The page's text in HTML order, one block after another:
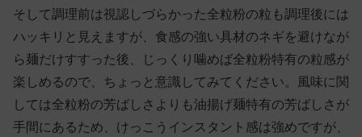
そして調理前は視認しづらかった全粒粉の粒も調理後には
ハッキリと見えますが、食感の強い具材のネギを避けなが
ら麺だけすすった後、じっくり噛めば全粒粉特有の粒感が
楽しめるので、ちょっと意識してみてください。風味に関
しては全粒粉の芳ばしさよりも油揚げ麺特有の芳ばしさが
手間にあるため、けっこうインスタント感は強めですが、